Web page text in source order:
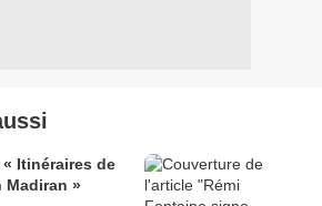
Itinéraires de
Madiran »